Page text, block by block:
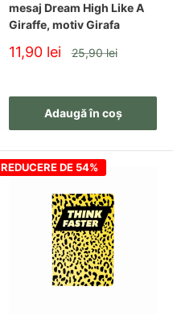
mesaj Dream High Like A
Giraffe, motiv Girafa
Pret
redus
11,90 lei Pret
25,90 lei
Adaugă în coș
REDUCERE DE 54%